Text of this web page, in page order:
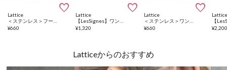

Lattice
¥660

Lattice
¥1,320

Lattice
¥660 ¥
Latticeからのおすすめ